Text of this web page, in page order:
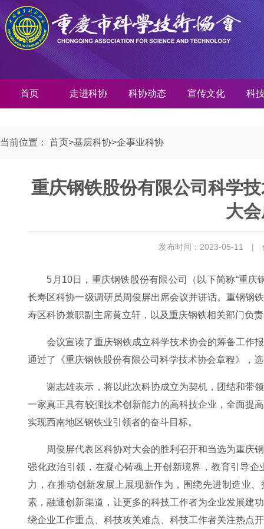
首页 走进科协 科协动态 宣传文化 科
当前位置： 首页>基层科协>企事业科协
重庆钢铁股份有限公司科学
大
发布时间：2023-05-11 |
5月10日，重庆钢铁股份有限公司（以下简称“重
长寿区科协一级调研员周俊屏出席会议并讲话。重钢钢
寿区科协兼职副主席黄立轩，以及重庆钢铁相关部门负
会议宣读了重庆钢铁成立科学技术协会的筹备工作
通过了《重庆钢铁股份有限公司科学技术协会章程》，
谢志雄表示，将以此次科协成立为契机，团结和带
一家真正具有较强技术创新能力的高科技企业，全面提
实现西南地区钢铁业引领者的奋斗目标。
周俊屏代表区科协对大会的胜利召开和当选为重庆
强化政治引领，在凝心铸魂上开创新境界，教育引导
力，在推动创新发展上展现新作为，围绕先进制造业
素，融通创新渠道，让更多的科技工作者为企业发展建
绕企业工作重点、科技攻关难点、科技工作者关注热点